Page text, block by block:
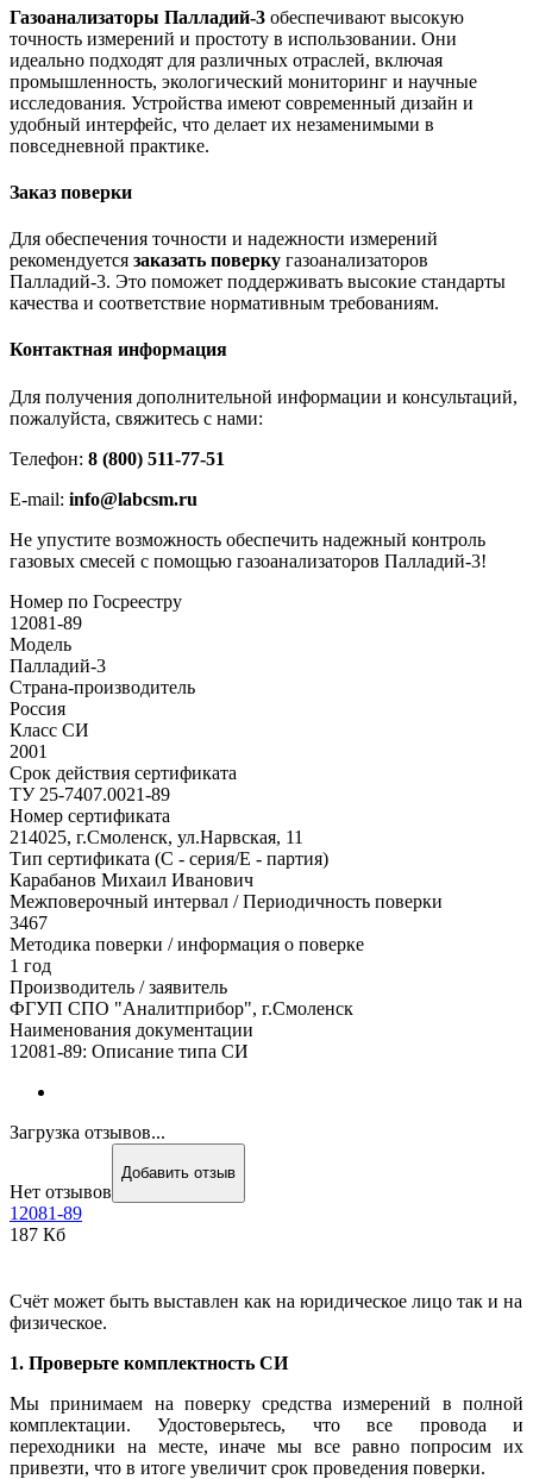
Газоанализаторы Палладий-3 обеспечивают высокую
точность измерений и простоту в использовании. Они
идеально подходят для различных отраслей, включая
промышленность, экологический мониторинг и научные
исследования. Устройства имеют современный дизайн и
удобный интерфейс, что делает их незаменимыми в
повседневной практике.
Заказ поверки
Для обеспечения точности и надежности измерений
рекомендуется заказать поверку газоанализаторов
Палладий-3. Это поможет поддерживать высокие стандарты
качества и соответствие нормативным требованиям.
Контактная информация
Для получения дополнительной информации и консультаций,
пожалуйста, свяжитесь с нами:
Телефон: 8 (800) 511-77-51
E-mail: info@labcsm.ru
Не упустите возможность обеспечить надежный контроль
газовых смесей с помощью газоанализаторов Палладий-3!
Номер по Госреестру
12081-89
Модель
Палладий-3
Страна-производитель
Россия
Класс СИ
2001
Срок действия сертификата
ТУ 25-7407.0021-89
Номер сертификата
214025, г.Смоленск, ул.Нарвская, 11
Тип сертификата (C - серия/E - партия)
Карабанов Михаил Иванович
Межповерочный интервал / Периодичность поверки
3467
Методика поверки / информация о поверке
1 год
Производитель / заявитель
ФГУП СПО "Аналитприбор", г.Смоленск
Наименования документации
12081-89: Описание типа СИ
Загрузка отзывов...
Нет отзывов
Добавить отзыв
12081-89
187 Кб
Счёт может быть выставлен как на юридическое лицо так и на
физическое.
1. Проверьте комплектность СИ
Мы принимаем на поверку средства измерений в полной
комплектации. Удостоверьтесь, что все провода и
переходники на месте, иначе мы все равно попросим их
привезти, что в итоге увеличит срок проведения поверки.